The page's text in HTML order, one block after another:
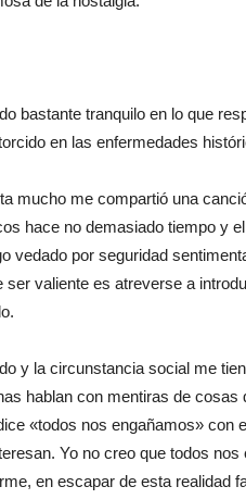
bastante tranquilo en lo que
en las enfermedades
mucho me compartió una
hace no demasiado tiempo y
vedado por seguridad
ser valiente es atreverse a
y la circunstancia social me
hablan con mentiras de
«todos nos engañamos» con
Yo no creo que todos
en escapar de esta realidad